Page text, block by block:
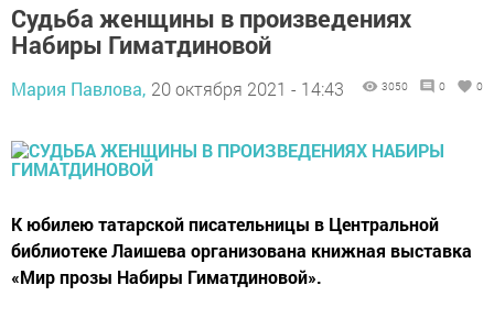
Судьба женщины в произведениях
Набиры Гиматдиновой
Мария Павлова, 20 октября 2021 - 14:43 3050 0 0
​​​​​​​К юбилею татарской писательницы в Центральной
библиотеке Лаишева организована книжная выставка
«Мир прозы Набиры Гиматдиновой».